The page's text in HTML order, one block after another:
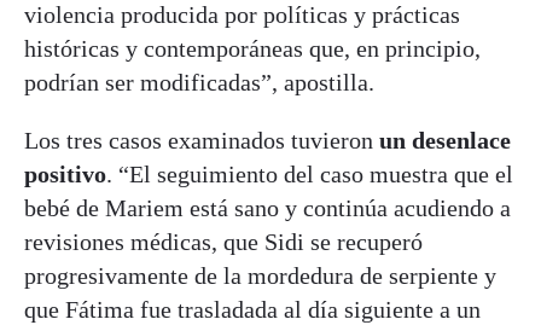
violencia producida por políticas y prácticas
históricas y contemporáneas que, en principio,
podrían ser modificadas”, apostilla.
Los tres casos examinados tuvieron un desenlace
positivo. “El seguimiento del caso muestra que el
bebé de Mariem está sano y continúa acudiendo a
revisiones médicas, que Sidi se recuperó
progresivamente de la mordedura de serpiente y
que Fátima fue trasladada al día siguiente a un